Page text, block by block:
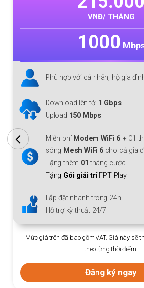
VNĐ/ THÁNG
1000
Phù hợp với cá nhân, hộ gia
Download lên tới 1 Gbps
Upload 150 Mbps
Miễn phí Modem WiFi 6 + 01
sóng Mesh WiFi 6 cho cả gia
Tặng thêm 01tháng cước.
Tặng Gói giải tríFPT Play
Lắp đặt nhanh trong 24h
Hỗ trợ kỹ thuật 24/7
Mức giá trên đã bao gồm VAT. Giá này sẽ
theo từng thời điểm.
Đăng ký ngay